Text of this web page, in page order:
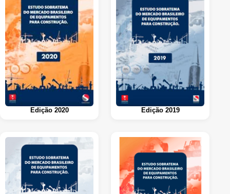
Edição 2020 Edição 2019